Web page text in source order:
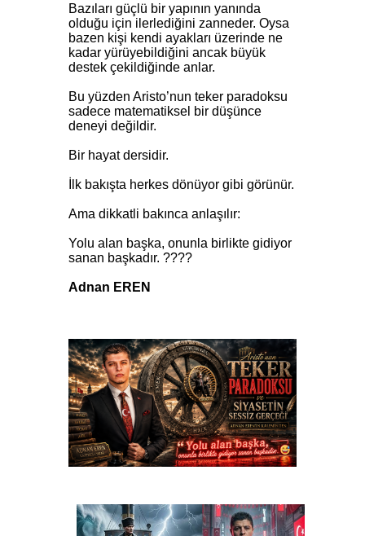
Bazıları güçlü bir yapının yanında
olduğu için ilerlediğini zanneder. Oysa
bazen kişi kendi ayakları üzerinde ne
kadar yürüyebildiğini ancak büyük
destek çekildiğinde anlar.
Bu yüzden Aristo’nun teker paradoksu
sadece matematiksel bir düşünce
deneyi değildir.
Bir hayat dersidir.
İlk bakışta herkes dönüyor gibi görünür.
Ama dikkatli bakınca anlaşılır:
Yolu alan başka, onunla birlikte gidiyor
sanan başkadır. ????
Adnan EREN